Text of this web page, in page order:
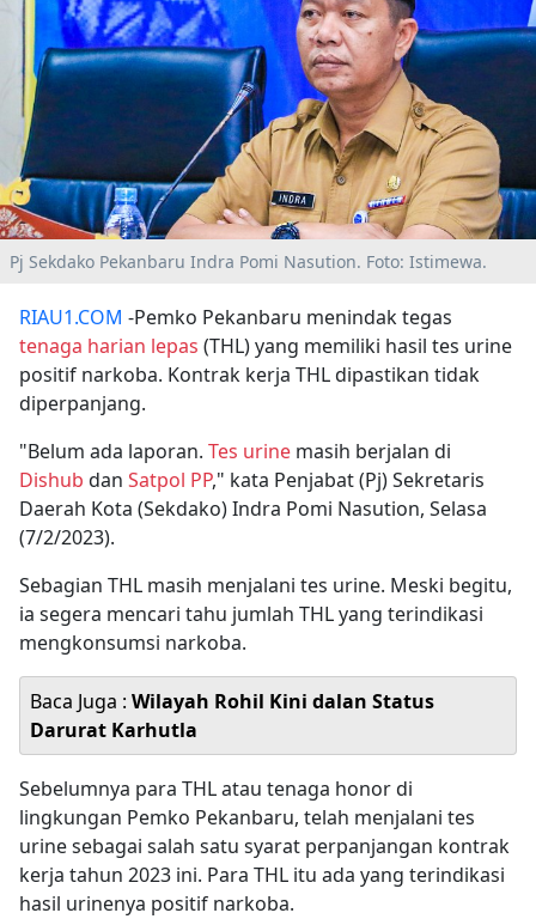
Pj Sekdako Pekanbaru Indra Pomi Nasution. Foto: Istimewa.
RIAU1.COM -Pemko Pekanbaru menindak tegas
tenaga harian lepas (THL) yang memiliki hasil tes urine
positif narkoba. Kontrak kerja THL dipastikan tidak
diperpanjang.
"Belum ada laporan. Tes urine masih berjalan di
Dishub dan Satpol PP," kata Penjabat (Pj) Sekretaris
Daerah Kota (Sekdako) Indra Pomi Nasution, Selasa
(7/2/2023).
Sebagian THL masih menjalani tes urine. Meski begitu,
ia segera mencari tahu jumlah THL yang terindikasi
mengkonsumsi narkoba.
Baca Juga : Wilayah Rohil Kini dalan Status
Darurat Karhutla
Sebelumnya para THL atau tenaga honor di
lingkungan Pemko Pekanbaru, telah menjalani tes
urine sebagai salah satu syarat perpanjangan kontrak
kerja tahun 2023 ini. Para THL itu ada yang terindikasi
hasil urinenya positif narkoba.